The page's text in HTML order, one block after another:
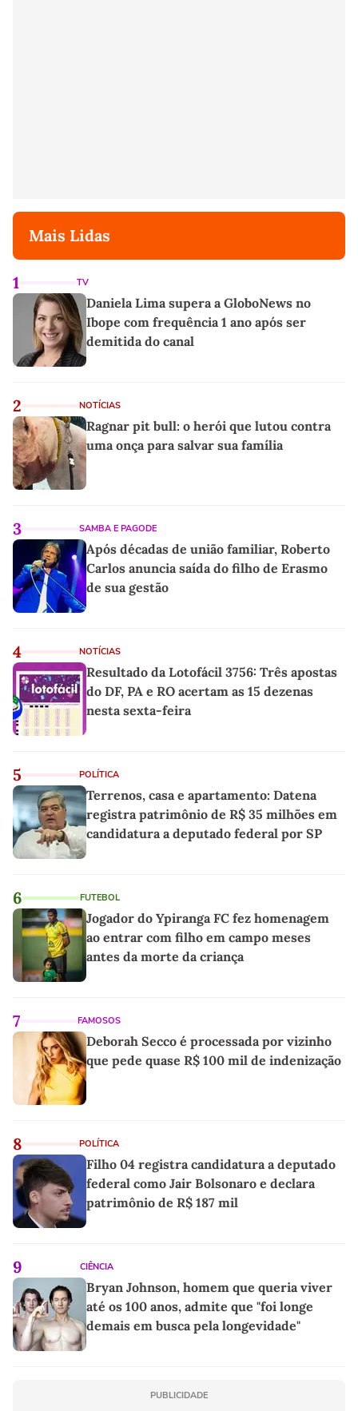
Mais Lidas
1 TV
Daniela Lima supera a GloboNews no
Ibope com frequência 1 ano após ser
demitida do canal
2 NOTÍCIAS
Ragnar pit bull: o herói que lutou contra
uma onça para salvar sua família
3 SAMBA E PAGODE
Após décadas de união familiar, Roberto
Carlos anuncia saída do filho de Erasmo
de sua gestão
4 NOTÍCIAS
Resultado da Lotofácil 3756: Três apostas
do DF, PA e RO acertam as 15 dezenas
nesta sexta-feira
5 POLÍTICA
Terrenos, casa e apartamento: Datena
registra patrimônio de R$ 35 milhões em
candidatura a deputado federal por SP
6 FUTEBOL
Jogador do Ypiranga FC fez homenagem
ao entrar com filho em campo meses
antes da morte da criança
7 FAMOSOS
Deborah Secco é processada por vizinho
que pede quase R$ 100 mil de indenização
8 POLÍTICA
Filho 04 registra candidatura a deputado
federal como Jair Bolsonaro e declara
patrimônio de R$ 187 mil
9 CIÊNCIA
Bryan Johnson, homem que queria viver
até os 100 anos, admite que "foi longe
demais em busca pela longevidade"
PUBLICIDADE